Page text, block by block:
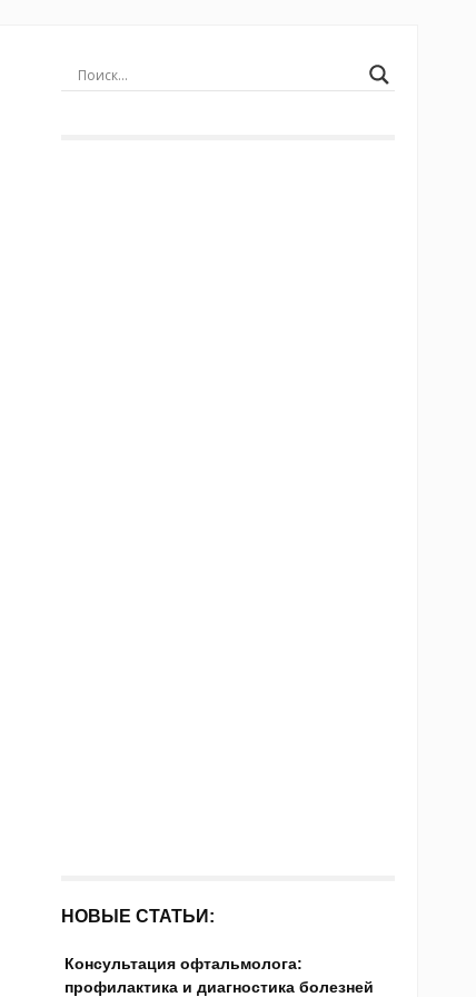
НОВЫЕ СТАТЬИ:
Консультация офтальмолога:
профилактика и диагностика болезней